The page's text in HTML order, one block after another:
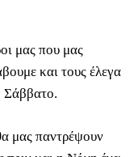
μας που μας
και τους έλεγα
Σάββατο.
μας παντρέψουν